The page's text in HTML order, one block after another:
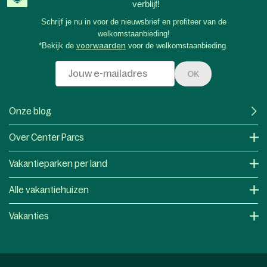
verblijf!
Schrijf je nu in voor de nieuwsbrief en profiteer van de
welkomstaanbieding!
*Bekijk de voorwaarden voor de welkomstaanbieding.
OK
Onze blog
Over Center Parcs
Vakantieparken per land
Alle vakantiehuizen
Vakanties